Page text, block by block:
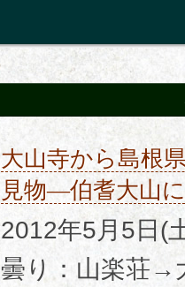
大山寺から島根
見物―伯耆大山
2012年5月5日(
曇り：山楽荘→